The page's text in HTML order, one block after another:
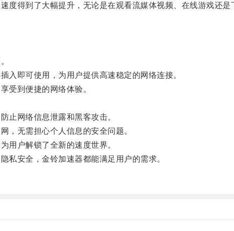
得到了大幅提升，无论是在观看流媒体视频、在线游戏还是
即可使用，为用户提供高速稳定的网络连接。
到便捷的网络体验。
网络信息泄露和黑客攻击。
无需担心个人信息的安全问题。
户解锁了全新的速度世界。
安全，金铃加速器都能满足用户的需求。